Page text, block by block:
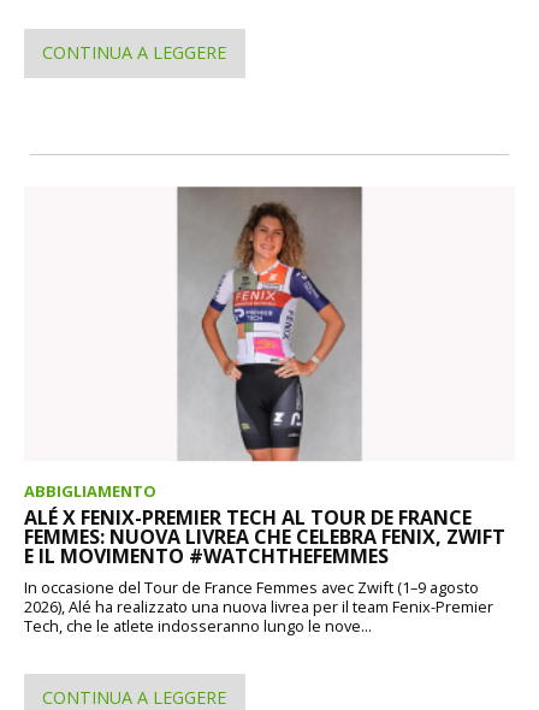
CONTINUA A LEGGERE
ABBIGLIAMENTO
ALÉ X FENIX-PREMIER TECH AL TOUR DE FRANCE
FEMMES: NUOVA LIVREA CHE CELEBRA FENIX, ZWIFT
E IL MOVIMENTO #WATCHTHEFEMMES
In occasione del Tour de France Femmes avec Zwift (1–9 agosto
2026), Alé ha realizzato una nuova livrea per il team Fenix-Premier
Tech, che le atlete indosseranno lungo le nove...
CONTINUA A LEGGERE